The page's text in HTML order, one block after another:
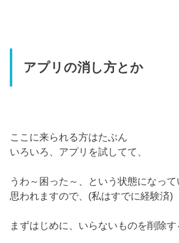
アプリの消し方とか
ここに来られる方はたぶん
いろいろ、アプリを試してて、
うわ～困った～、という状態になって
思われますので、(私はすでに経験済)
まずはじめに、いらないものを削除す